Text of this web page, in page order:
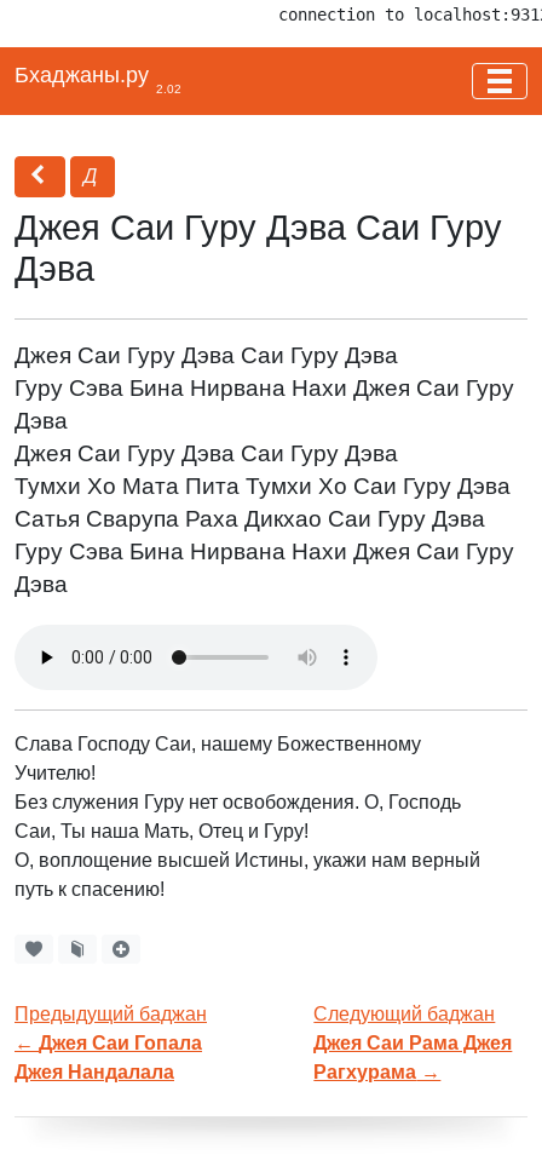
connection to
Бхаджаны.ру
2.02
Д
Джея Саи Гуру Дэва Саи Гуру
Дэва
Джея Саи Гуру Дэва Саи Гуру Дэва
Гуру Сэва Бина Нирвана Нахи Джея Саи Гуру
Дэва
Джея Саи Гуру Дэва Саи Гуру Дэва
Тумхи Хо Мата Пита Тумхи Хо Саи Гуру Дэва
Сатья Сварупа Раха Дикхао Саи Гуру Дэва
Гуру Сэва Бина Нирвана Нахи Джея Саи Гуру
Дэва
Слава Господу Саи, нашему Божественному
Учителю!
Без служения Гуру нет освобождения. О, Господь
Саи, Ты наша Мать, Отец и Гуру!
О, воплощение высшей Истины, укажи нам верный
путь к спасению!
Предыдущий баджан
← Джея Саи Гопала
Джея Нандалала
Следующий баджан
Джея Саи Рама Джея
Рагхурама →